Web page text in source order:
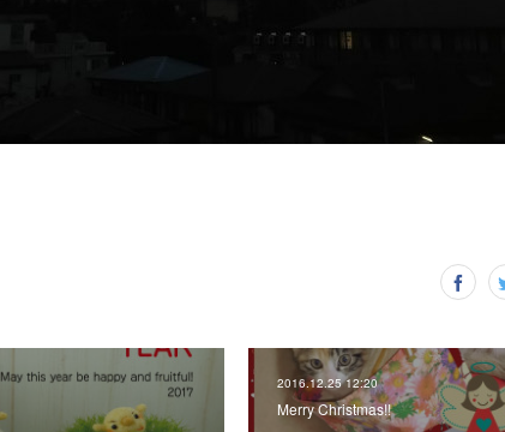
2016.12.25 12:20
Merry Christmas!!